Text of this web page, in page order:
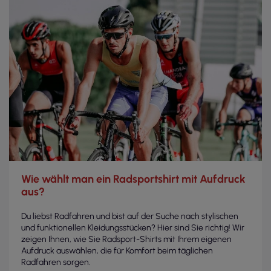
Wie wählt man ein Radsportshirt mit Aufdruck
aus?
Du liebst Radfahren und bist auf der Suche nach stylischen
und funktionellen Kleidungsstücken? Hier sind Sie richtig! Wir
zeigen Ihnen, wie Sie Radsport-Shirts mit Ihrem eigenen
Aufdruck auswählen, die für Komfort beim täglichen
Radfahren sorgen.